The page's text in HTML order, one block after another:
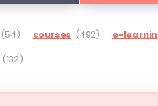
(54) courses (492) e-
(132)